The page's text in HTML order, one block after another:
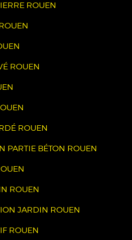
ROUEN
ROUEN
ROUEN
PARTIE BÉTON ROUEN
ROUEN
JARDIN ROUEN
ROUEN